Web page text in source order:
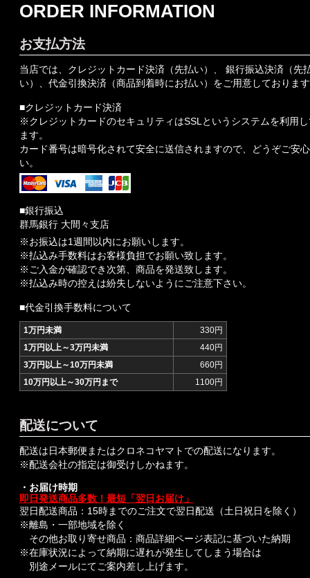
ORDER INFORMATION
お支払方法
当店では、クレジットカード決済（先払い）、 銀行振込決済（先
い）、代金引換決済（商品到着時にお払い）をご用意しておりま
■クレジットカード決済
※クレジットカードのセキュリティはSSLというシステムを利用
ます。
カード番号は暗号化されて安全に送信されますので、どうぞご安
い。
■銀行振込
群馬銀行 大間々支店
※お振込は1週間以内にお願いします。
※払込み手数料はお客様負担でお願い致します。
※ご入金が確認でき次第、商品を発送致します。
※払込み時の控えは紛失しないようにご注意下さい。
■代金引換手数料について
1万円未満
330円
1万円以上～3万円未満
440円
3万円以上～10万円未満
660円
10万円以上～30万円まで
1100円
配送について
配送は日本郵便またはクロネコヤマトでの配送になります。
※配送会社の指定は御受けしかねます。
・お届け時期
即日発送商品多数！最短「翌日お届け」
翌日配送商品：15時までのご注文で翌日配送（土日祝日を除く）
※離島・一部地域を除く
その他お取り寄せ商品：商品詳細ページ表記に基づいた納期
※在庫状況によって納期に遅れが発生してしまう場合は
別途メールにてご案内差し上げます。